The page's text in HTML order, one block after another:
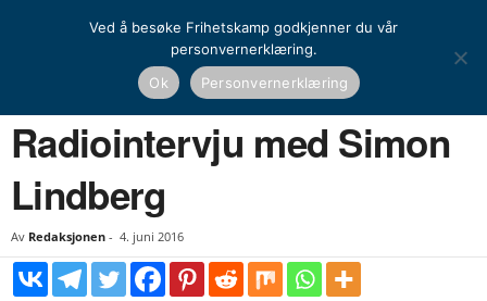
Media Radiointervju med Simon Lindberg
MEDIA
Radiointervju med Simon
Lindberg
Av Redaksjonen - 4. juni 2016
Ved å besøke Frihetskamp godkjenner du vår
personvernerklæring.
Ok
Personvernerklæring